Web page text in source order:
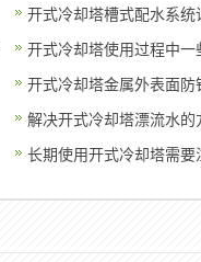
开式冷却塔槽式配水系
开式冷却塔使用过程中
开式冷却塔金属外表面
解决开式冷却塔漂流水
长期使用开式冷却塔需要